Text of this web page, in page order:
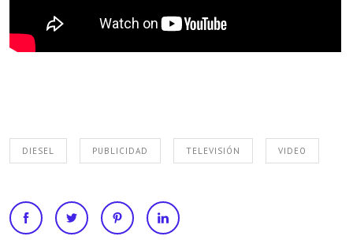
DIESEL PUBLICIDAD TELEVISIÓN VIDEO